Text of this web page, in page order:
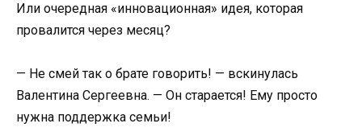
Или очередная «инновационная» идея, которая
провалится через месяц?
— Не смей так о брате говорить! — вскинулась
Валентина Сергеевна. — Он старается! Ему просто
нужна поддержка семьи!